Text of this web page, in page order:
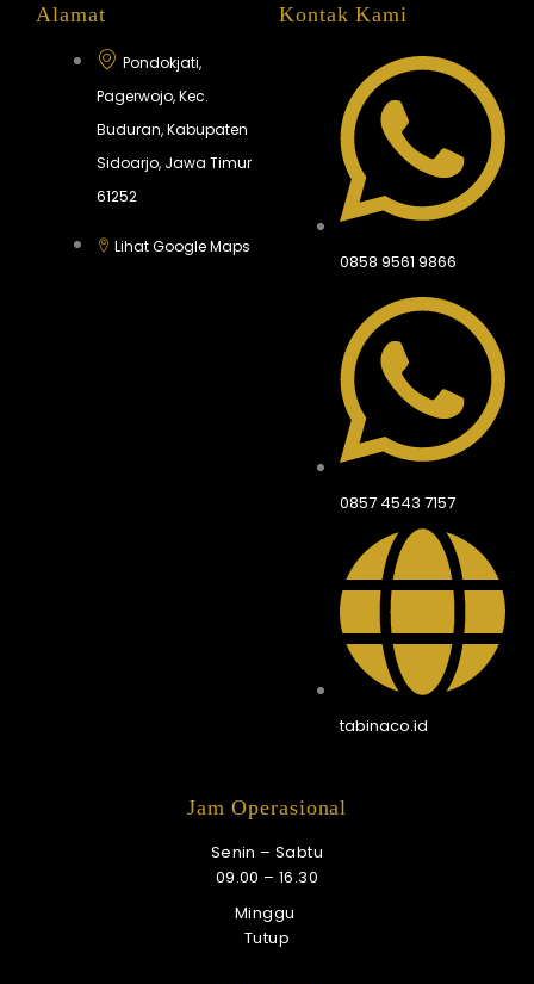
Alamat
Pondokjati,
Pagerwojo, Kec.
Buduran, Kabupaten
Sidoarjo, Jawa Timur
61252
Lihat Google Maps
Kontak Kami
0858 9561 9866
0857 4543 7157
tabinaco.id
Jam Operasional
Senin – Sabtu
09.00 – 16.30
Minggu
Tutup